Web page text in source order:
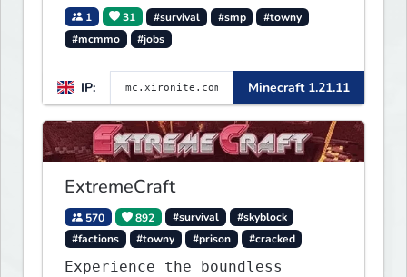
1 31 #survival #smp
#towny
#mcmmo
#jobs
IP: Minecraft 1.21.11
ExtremeCraft
570 892 #survival
#skyblock
#factions
#towny #prison #cracked
Experience the boundless